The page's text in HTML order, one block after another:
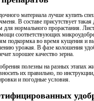
материала лучше купить
В составе присутствует
для нормального прорастания.
соответствующих
подкормка во время кущения и
урожая. В фазе колошения
хорошее качество зерна.
полезны на разных этапах
их правильно, по
и погодные условия.